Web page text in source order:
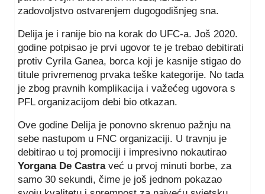
zadovoljstvo ostvarenjem dugogodišnjeg sna.
Delija je i ranije bio na korak do UFC-a. Još 2020.
godine potpisao je prvi ugovor te je trebao debitirati
protiv Cyrila Ganea, borca koji je kasnije stigao do
titule privremenog prvaka teške kategorije. No tada
je zbog pravnih komplikacija i važećeg ugovora s
PFL organizacijom debi bio otkazan.
Ove godine Delija je ponovno skrenuo pažnju na
sebe nastupom u FNC organizaciji. U travnju je
debitirao u toj promociji i impresivno nokautirao
Yorgana De Castraveć u prvoj minuti borbe, za
samo 30 sekundi, čime je još jednom pokazao